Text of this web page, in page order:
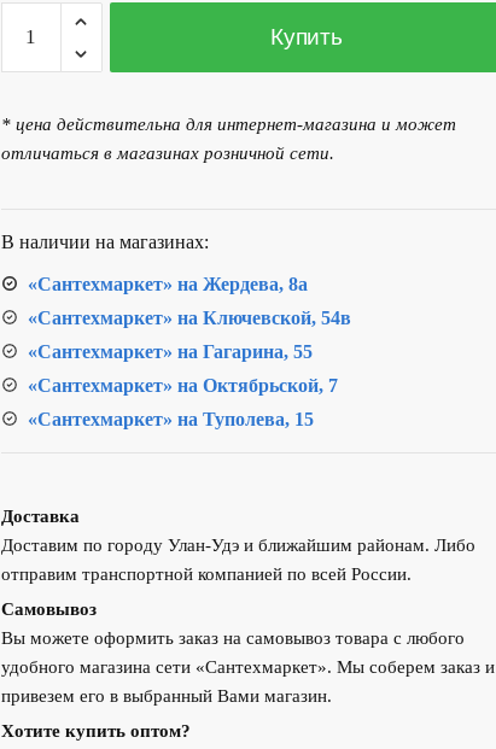
Количество
товара
Котел электрический KESSEL
ЭВП-6
Купить
* цена действительна для интернет-магазина и может
отличаться в магазинах розничной сети.
В наличии на магазинах:
«Сантехмаркет» на Жердева, 8а
«Сантехмаркет» на Ключевской, 54в
«Сантехмаркет» на Гагарина, 55
«Сантехмаркет» на Октябрьской, 7
«Сантехмаркет» на Туполева, 15
Доставка
Доставим по городу Улан-Удэ и ближайшим районам. Либо
отправим транспортной компанией по всей России.
Самовывоз
Вы можете оформить заказ на самовывоз товара с любого
удобного магазина сети «Сантехмаркет». Мы соберем заказ и
привезем его в выбранный Вами магазин.
Хотите купить оптом?